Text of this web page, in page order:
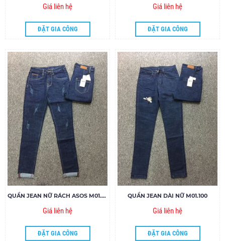
Giá liên hệ
ĐẶT GIA CÔNG
Giá liên hệ
ĐẶT GIA CÔNG
QUẦN JEAN NỮ RÁCH ASOS M01.95
Giá liên hệ
ĐẶT GIA CÔNG
QUẦN JEAN DÀI NỮ M01.100
Giá liên hệ
ĐẶT GIA CÔNG